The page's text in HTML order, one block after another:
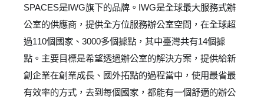
SPACES是IWG旗下的品牌。 IWG是全球最大服務式辦
公室的供應商，提供全方位服務辦公室空間，在全球超
過110個國家、 3000多個據點，其中臺灣共有14個據
點。主要目標是希望透過辦公室的解決方案，提供給新
創企業在創業成長、國外拓點的過程當中，使用最省最
有效率的方式，去到每個國家，都能有一個舒適的辦公